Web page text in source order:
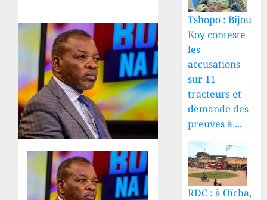
Tshopo : Bijou
Koy conteste
les
accusations
sur 11
tracteurs et
demande des
preuves à ...
RDC : à Oïcha,